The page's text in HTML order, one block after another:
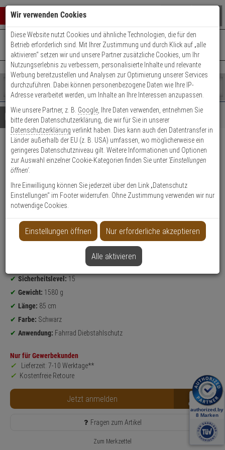
0 ARTIKEL IM WARENKORB
Ihr Warenkorb ist momentan leer.
Ergebnisse ()
Fertig
Shop
durchsuchen
Bitte
geben
Sie
mindestens
Zeichen
ein,
um
Suche
Es
wurde
noch
Kategorien
Suche
gestartet
+49 (0)821 899 493-0Mo. - Do.: 8:00 - 16:30 | Fr.: 8:00 - 14:00 Uhr
Kontaktservice nutzen
Details Beratung
Abus Bordo Granit X-Plus
6500/85 Black gleichschl.
Produktmerkmale
Datenblatt drucken
Faltschloss - Modell: Bordo
Sicherheitslevel:15
Gewicht: 1580 g
Länge: 85 cm
Farbe: Schwarz
Anwendung: Fahrrad Diebstahlschutz
Nur für Gewerbekunden
Lieferzeit: 7-10 Werktage**
Kostenfreie Retoure
Jetzt anmelden B2B
Fragen zum Artikel
Zum Merkzettel
Wir verwenden Cookies
Diese Website nutzt Cookies und ähnliche Technologien, die für den
Betrieb erforderlich sind. Mit Ihrer Zustimmung und durch Klick auf „alle
aktivieren“ setzen wir und unsere Partner zusätzliche Cookies, um Ihr
Nutzungserlebnis zu verbessern, personalisierte Inhalte und relevante
Werbung bereitzustellen und Analysen zur Optimierung unserer Services
durchzuführen. Dabei können personenbezogene Daten wie Ihre IP-
Adresse verarbeitet werden, um Inhalte an Ihre Interessen anzupassen.
Wie unsere Partner, z. B. Google , Ihre Daten verwenden, entnehmen Sie
bitte deren Datenschutzerklärung, die wir für Sie in unserer
Datenschutzerklärung verlinkt haben. Dies kann auch den Datentransfer in
Länder außerhalb der EU (z. B. USA) umfassen, wo möglicherweise ein
geringeres Datenschutzniveau gilt. Weitere Informationen und Optionen
zur Auswahl einzelner Cookie-Kategorien finden Sie unter 'Einstellungen
öffnen'.
Ihre Einwilligung können Sie jederzeit über den Link „Datenschutz
Einstellungen“ im Footer widerrufen. Ohne Zustimmung verwenden wir nur
notwendige Cookies.
Einstellungen öffnen Nur erforderliche akzeptieren
Alle aktivieren